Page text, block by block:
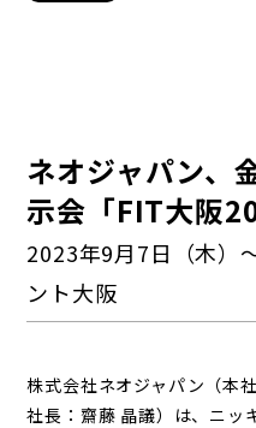
ネオジャパン、
示会「FIT大阪
2023年9月7日（木）
ント大阪
株式会社ネオジャパン（本
社長：齋藤 晶議）は、ニッ